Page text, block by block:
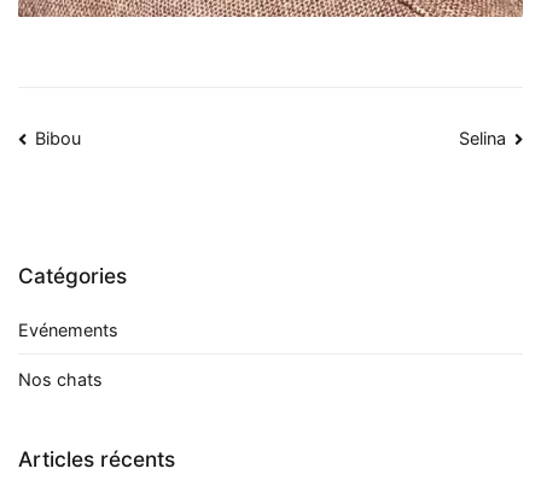
Navigation
Bibou Selina
Catégories
Evénements
Nos chats
Articles récents